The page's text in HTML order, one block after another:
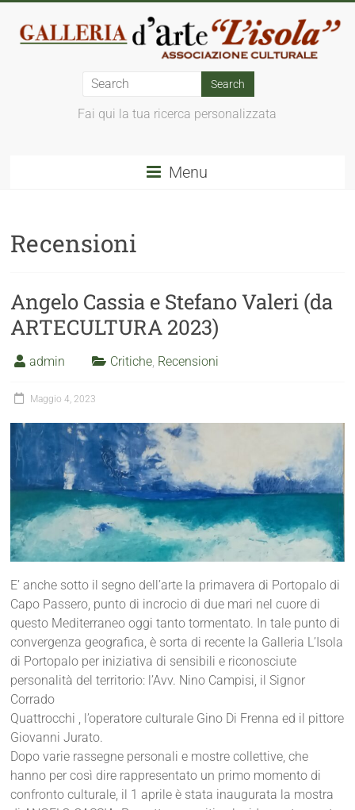
Fai qui la tua ricerca personalizzata
Menu
Recensioni
Angelo Cassia e Stefano Valeri (da
ARTECULTURA 2023)
admin Critiche Recensioni
Maggio 4, 2023
E’ anche sotto il segno dell’arte la primavera di Portopalo di
Capo Passero, punto di incrocio di due mari nel cuore di
questo Mediterraneo oggi tanto tormentato. In tale punto di
convergenza geografica, è sorta di recente la Galleria L’Isola
di Portopalo per iniziativa di sensibili e riconosciute
personalità del territorio: l’Avv. Nino Campisi, il Signor
Corrado
Quattrocchi , l’operatore culturale Gino Di Frenna ed il pittore
Giovanni Jurato.
Dopo varie rassegne personali e mostre collettive, che
hanno per così dire rappresentato un primo momento di
confronto culturale, il 1 aprile è stata inaugurata la mostra